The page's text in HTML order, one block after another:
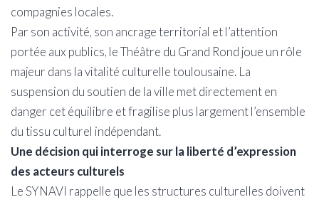
compagnies locales.
Par son activité, son ancrage territorial et l’attention
portée aux publics, le Théâtre du Grand Rond joue un rôle
majeur dans la vitalité culturelle toulousaine. La
suspension du soutien de la ville met directement en
danger cet équilibre et fragilise plus largement l’ensemble
du tissu culturel indépendant.
Une décision qui interroge sur la liberté d’expression
des acteurs culturels
Le SYNAVI rappelle que les structures culturelles doivent